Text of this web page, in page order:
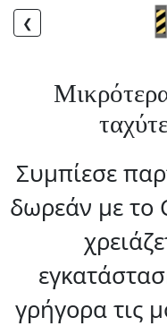
❮
Συμπίεσε
δωρεάν με το
γρήγορα τις